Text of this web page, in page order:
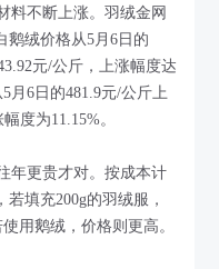
料不断上涨。羽绒金网
鹅绒价格从5月6日的
元/公斤，上涨幅度达
月6日的481.9元/公斤上
度为11.15%。
年更贵才对。按成本计
填充200g的羽绒服，
用鹅绒，价格则更高。